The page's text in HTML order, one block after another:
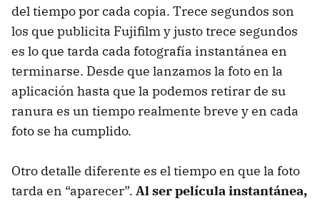
del tiempo por cada copia. Trece segundos son
los que publicita Fujifilm y justo trece segundos
es lo que tarda cada fotografía instantánea en
terminarse. Desde que lanzamos la foto en la
aplicación hasta que la podemos retirar de su
ranura es un tiempo realmente breve y en cada
foto se ha cumplido.
Otro detalle diferente es el tiempo en que la foto
tarda en “aparecer”. Al ser película instantánea,